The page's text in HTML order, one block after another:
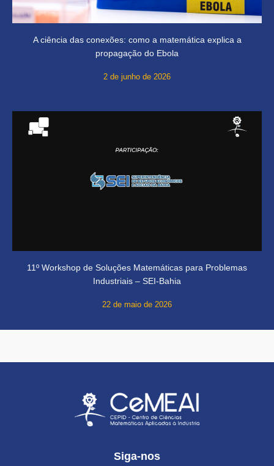
A ciência das conexões: como a matemática explica a
propagação do Ebola
2 de junho de 2026
11º Workshop de Soluções Matemáticas para Problemas
Industriais – SEI-Bahia
22 de maio de 2026
Siga-nos